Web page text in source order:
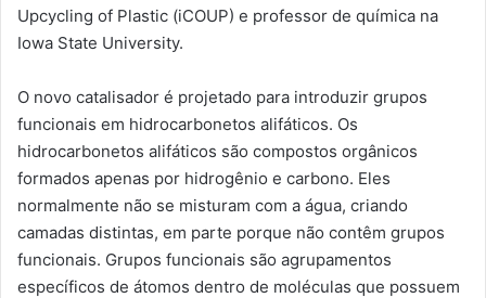
Upcycling of Plastic (iCOUP) e professor de química na
Iowa State University.
O novo catalisador é projetado para introduzir grupos
funcionais em hidrocarbonetos alifáticos. Os
hidrocarbonetos alifáticos são compostos orgânicos
formados apenas por hidrogênio e carbono. Eles
normalmente não se misturam com a água, criando
camadas distintas, em parte porque não contêm grupos
funcionais. Grupos funcionais são agrupamentos
específicos de átomos dentro de moléculas que possuem